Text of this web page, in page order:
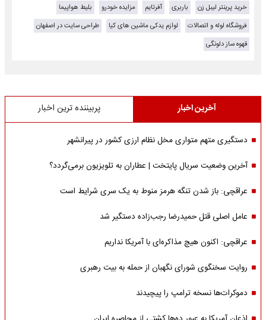
خرید پرینتر لیبل زن
باربری آفرتایم مزایده خودرو
بلیط هواپیما
فروشگاه لوله و اتصالات
لوازم یدکی ماشین های کیا
طراحی سایت در اصفهان
قهوه ساز دلونگی
آخرین اخبار پربیننده ترین اخبار
دستگیری متهم متواری مخل نظام ارزی کشور در پیرانشهر
آخرین وضعیت سریال پایتخت | عطاران به تلویزیون برمی‌گردد؟
عراقچی: باز شدن تنگه هرمز منوط به یک سری شرایط است
عامل اصلی قتل حمیدرضا رجب‌زاده دستگیر شد
عراقچی: اکنون هیچ مذاکره‌ای با آمریکا نداریم
روایت سخنگوی شورای نگهبان از حمله به بیت رهبری
دموکرات‌ها نسخه ترامپ را پیچیدند